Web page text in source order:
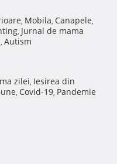
, Mobila, Canapele,
, Jurnal de mama
, Autism
zilei, Iesirea din
, Covid-19, Pandemie